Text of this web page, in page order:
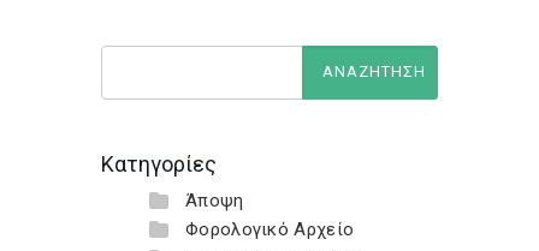
Κατηγορίες
Άποψη
Φορολογικό Αρχείο